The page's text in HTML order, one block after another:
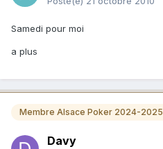
Samedi pour moi
a plus
Membre Alsace Poker 2024-2025
Davy